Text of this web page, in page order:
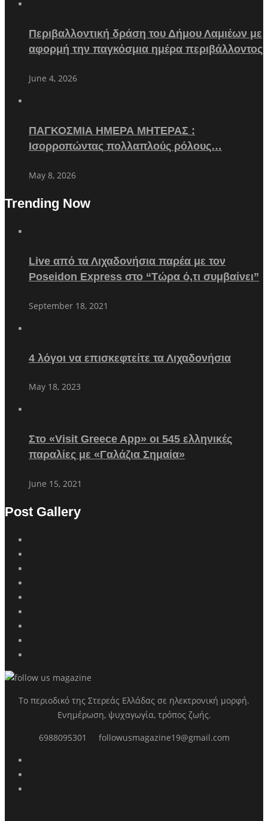
Περιβαλλοντική δράση του Δήμου Λαμιέων με
αφορμή την παγκόσμια ημέρα περιβάλλοντος
June 4, 2026
ΠΑΓΚΟΣΜΙΑ ΗΜΕΡΑ ΜΗΤΕΡΑΣ :
Ισορροπώντας πολλαπλούς ρόλους…
May 8, 2026
Trending Now
Live από τα Λιχαδονήσια παρέα με τον
Poseidon Express στο “Τώρα ό,τι συμβαίνει”
September 18, 2021
4 λόγοι να επισκεφτείτε τα Λιχαδονήσια
May 18, 2023
Στο «Visit Greece App» οι 545 ελληνικές
παραλίες με «Γαλάζια Σημαία»
June 15, 2021
Post Gallery
Το περιοδικό της Στερεάς Ελλάδας σε ηλεκτρονική μορφή.
Ενημέρωση, ψυχαγωγία, τρόπος ζωής.
6988095301 followusmagazine19@gmail.com